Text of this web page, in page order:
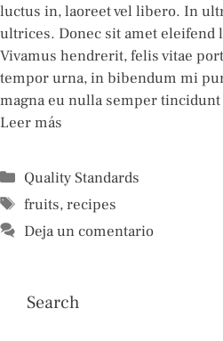
luctus in, laoreet vel libero. In
ultrices. Donec sit amet eleifend
Vivamus hendrerit, felis vitae
tempor urna, in bibendum mi
magna eu nulla semper
Leer más
Categorías
Quality Standards
Etiquetas
fruits,recipes
Deja un comentario
Search